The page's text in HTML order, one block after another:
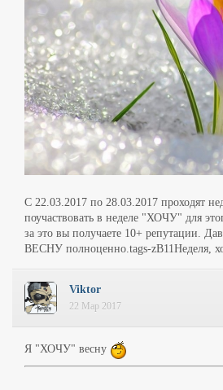
С 22.03.2017 по 28.03.2017 проходят
поучаствовать в неделе "ХОЧУ" для
за это вы получаете 10+ репутации.
ВЕСНУ полноценно.tags-zB11Неделя,
Viktor
22 Мар 2017
Я "ХОЧУ" весну